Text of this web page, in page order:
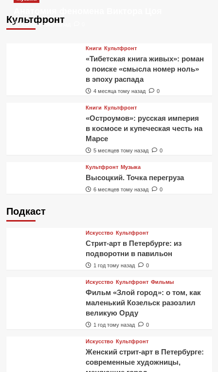
Культфронт
1 месяц тому назад
Книги Культфронт
«Тибетская книга живых»: роман
о поиске «смысла номер ноль»
в эпоху распада
4 месяца тому назад 0
Книги Культфронт
«Остроумов»: русская империя
в космосе и купеческая честь на
Марсе
5 месяцев тому назад 0
Культфронт Музыка
Высоцкий. Точка перегруза
6 месяцев тому назад 0
Подкаст
Искусство Культфронт
Стрит-арт в Петербурге: из
подворотни в павильон
1 год тому назад 0
Искусство Культфронт Фильмы
Фильм «Злой город»: о том, как
маленький Козельск разозлил
великую Орду
1 год тому назад 0
Искусство Культфронт
Женский стрит-арт в Петербурге:
современные художницы,